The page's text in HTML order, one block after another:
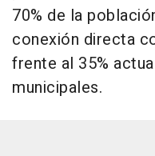
70% de la
conexión directa
frente al 35%
municipales.